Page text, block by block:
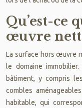
Qu’est-ce
œuvre
La surface hors œuvre
le domaine
bâtiment, y compris
combles
habitable, qui